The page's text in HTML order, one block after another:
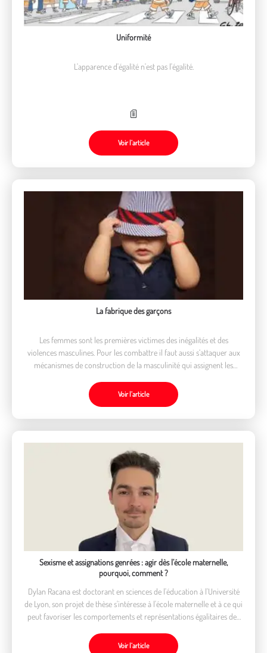
Uniformité
L'apparence d'égalité n'est pas l'égalité.
Voir l’article
La fabrique des garçons
Les femmes sont les premières victimes des inégalités et des
violences masculines. Pour les combattre il faut aussi s’attaquer aux
mécanismes de construction de la masculinité qui assignent les
Voir l’article
Sexisme et assignations genrées : agir dès l’école maternelle,
pourquoi, comment ?
Dylan Racana est doctorant en sciences de l'éducation à l'Université
de Lyon, son projet de thèse s'intéresse à l'école maternelle et à ce qui
peut favoriser les comportements et représentations égalitaires des
Voir l’article